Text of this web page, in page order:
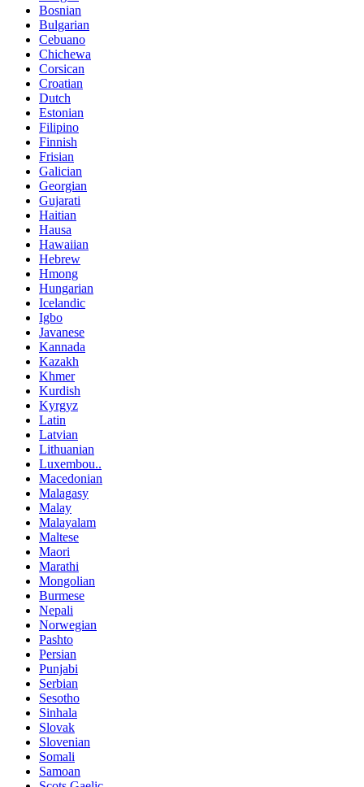
Bosnian
Bulgarian
Cebuano
Chichewa
Corsican
Croatian
Dutch
Estonian
Filipino
Finnish
Frisian
Galician
Georgian
Gujarati
Haitian
Hausa
Hawaiian
Hebrew
Hmong
Hungarian
Icelandic
Igbo
Javanese
Kannada
Kazakh
Khmer
Kurdish
Kyrgyz
Latin
Latvian
Lithuanian
Luxembou..
Macedonian
Malagasy
Malay
Malayalam
Maltese
Maori
Marathi
Mongolian
Burmese
Nepali
Norwegian
Pashto
Persian
Punjabi
Serbian
Sesotho
Sinhala
Slovak
Slovenian
Somali
Samoan